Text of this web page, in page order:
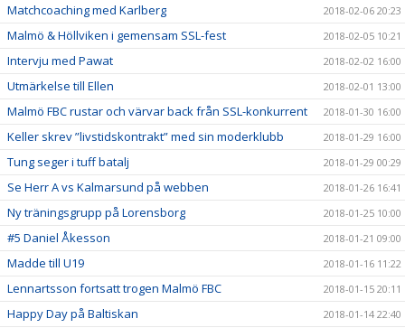
Matchcoaching med Karlberg 2018-02-06 20:23
Malmö & Höllviken i gemensam SSL-fest 2018-02-05 10:21
Intervju med Pawat 2018-02-02 16:00
Utmärkelse till Ellen 2018-02-01 13:00
Malmö FBC rustar och värvar back från SSL-konkurrent 2018-01-30 16:00
Keller skrev ”livstidskontrakt” med sin moderklubb 2018-01-29 16:00
Tung seger i tuff batalj 2018-01-29 00:29
Se Herr A vs Kalmarsund på webben 2018-01-26 16:41
Ny träningsgrupp på Lorensborg 2018-01-25 10:00
#5 Daniel Åkesson 2018-01-21 09:00
Madde till U19 2018-01-16 11:22
Lennartsson fortsatt trogen Malmö FBC 2018-01-15 20:11
Happy Day på Baltiskan 2018-01-14 22:40